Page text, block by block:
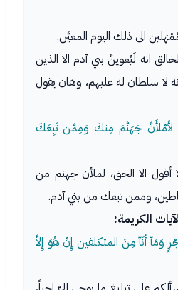
الى ذلك اليوم المعيَّن.
انه لَيُغوينَّ بني آدم الا الذين
لا سلطان له عليهم، وهان يقول
لأَمْلأَنَّ جَهَنَّمَ مِنكَ وَمِمَّن تَبِعَكَ
الا الحق، لملأن جهنم من
وممن تبعك من بني آدم.
الكريمة:
وَمَآ أَنَآ مِنَ المتكلفين إِنْ هُوَ إِلاَّ